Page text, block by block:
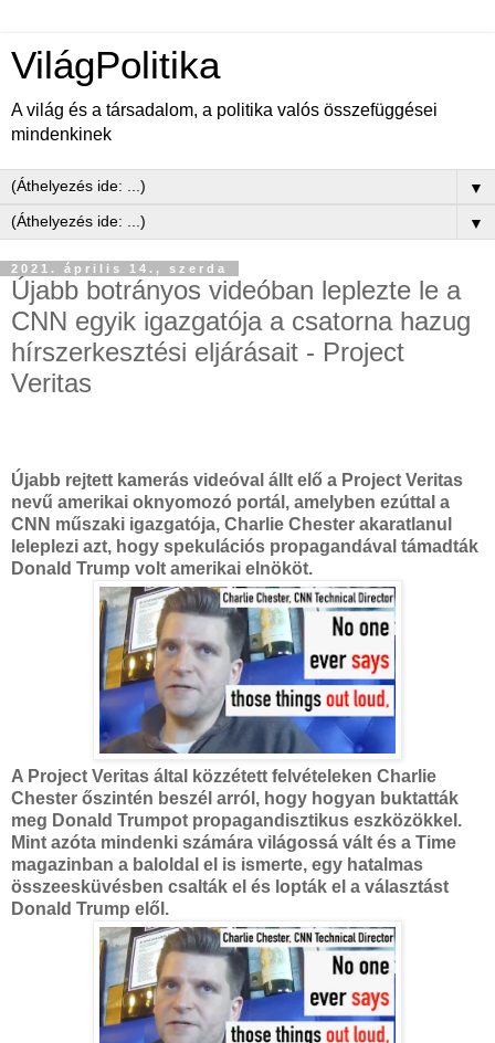
VilágPolitika
A világ és a társadalom, a politika valós összefüggései
mindenkinek
▼
▼
2021. április 14., szerda
Újabb botrányos videóban leplezte le a
CNN egyik igazgatója a csatorna hazug
hírszerkesztési eljárásait - Project
Veritas
Újabb rejtett kamerás videóval állt elő a Project Veritas
nevű amerikai oknyomozó portál, amelyben ezúttal a
CNN műszaki igazgatója, Charlie Chester akaratlanul
leleplezi azt, hogy spekulációs propagandával támadták
Donald Trump volt amerikai elnököt.
A Project Veritas által közzétett felvételeken Charlie
Chester őszintén beszél arról, hogy hogyan buktatták
meg Donald Trumpot propagandisztikus eszközökkel.
Mint azóta mindenki számára világossá vált és a Time
magazinban a baloldal el is ismerte, egy hatalmas
összeesküvésben csalták el és lopták el a választást
Donald Trump elől.